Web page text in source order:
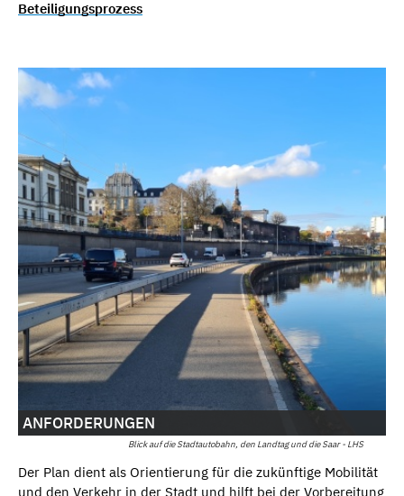
Beteiligungsprozess
Blick auf die Stadtautobahn, den Landtag und die Saar - LHS
ANFORDERUNGEN
Der Plan dient als Orientierung für die zukünftige Mobilität
und den Verkehr in der Stadt und hilft bei der Vorbereitung